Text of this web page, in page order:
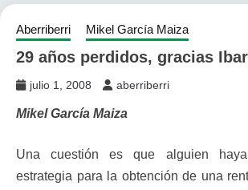
Aberriberri Mikel García Maiza
29 años perdidos, gracias
julio 1, 2008 aberriberri
Mikel García Maiza
Una cuestión es que alguien
estrategia para la obtención de una